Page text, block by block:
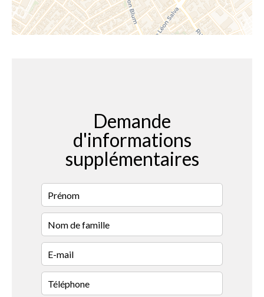
Demande
d'informations
supplémentaires